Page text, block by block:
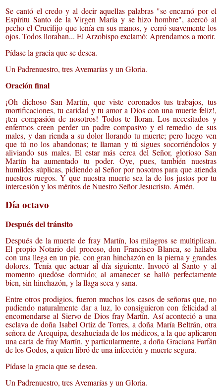
Se cantó el credo y al decir aquellas palabras "se encarnó por el
Espíritu Santo de la Virgen María y se hizo hombre", acercó al
pecho el Crucifijo que tenía en sus manos, y cerró suavemente los
ojos. Todos lloraban... El Arzobispo exclamó: Aprendamos a morir.
Pídase la gracia que se desea.
Un Padrenuestro, tres Avemarías y un Gloria.
Oración final
¡Oh dichoso San Martín, que viste coronados tus trabajos, tus
mortificaciones, tu caridad y tu amor a Dios con una muerte feliz!,
¡ten compasión de nosotros! Todos te lloran. Los necesitados y
enfermos creen perder un padre compasivo y el remedio de sus
males, y dan rienda a su dolor llorando tu muerte; pero luego ven
que tú no los abandonas; te llaman y tú sigues socorriéndolos y
aliviando sus males. El estar más cerca del Señor, glorioso San
Martín ha aumentado tu poder. Oye, pues, también nuestras
humildes súplicas, pidiendo al Señor por nosotros para que atienda
nuestros ruegos. Y que nuestra muerte sea la de los justos por tu
intercesión y los méritos de Nuestro Señor Jesucristo. Amén.
Día octavo
Después del tránsito
Después de la muerte de fray Martín, los milagros se multiplican.
El propio Notario del proceso, don Francisco Blanca, se hallaba
con una llega en un pie, con gran hinchazón en la pierna y grandes
dolores. Tenía que actuar al día siguiente. Invocó al Santo y al
momento quedóse dormido; al amanecer se halló perfectamente
bien, sin hinchazón, y la llaga seca y sana.
Entre otros prodigios, fueron muchos los casos de señoras que, no
pudiendo naturalmente dar a luz, lo consiguieron con felicidad al
encomendarse al Siervo de Dios fray Martín. Así aconteció a una
esclava de doña Isabel Ortiz de Torres, a doña María Beltrán, otra
señora de Arequipa, desahuciada de los médicos, a la que aplicaron
una carta de fray Martín, y particularmente, a doña Graciana Farfán
de los Godos, a quien libró de una infección y muerte segura.
Pídase la gracia que se desea.
Un Padrenuestro, tres Avemarías y un Gloria.